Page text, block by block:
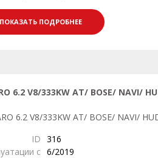
ПОКАЗАТЬ ПОДРОБНЕЕ
6.2 V8/333KW AT/ BOSE/ NAVI/
ID 316
с 6/2019